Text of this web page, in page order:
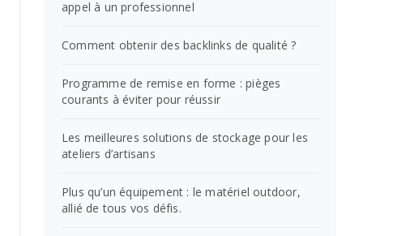
appel à un professionnel
Comment obtenir des backlinks de qualité ?
Programme de remise en forme : pièges
courants à éviter pour réussir
Les meilleures solutions de stockage pour les
ateliers d’artisans
Plus qu’un équipement : le matériel outdoor,
allié de tous vos défis.